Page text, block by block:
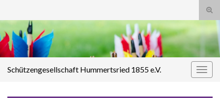
Search for:
Schützengesellschaft Hummertsried 1855 e.V.